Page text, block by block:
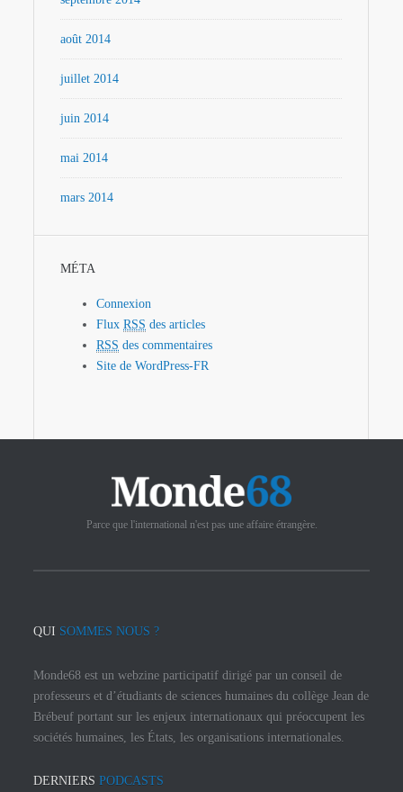
août 2014
juillet 2014
juin 2014
mai 2014
mars 2014
MÉTA
Connexion
FluxRSS des articles
RSS des commentaires
Site de WordPress-FR
Parce que l'international n'est pas une affaire étrangère.
QUI SOMMES NOUS ?
Monde68 est un webzine participatif dirigé par un conseil de
professeurs et d’étudiants de sciences humaines du collège Jean de
Brébeuf portant sur les enjeux internationaux qui préoccupent les
sociétés humaines, les États, les organisations internationales.
DERNIERS PODCASTS